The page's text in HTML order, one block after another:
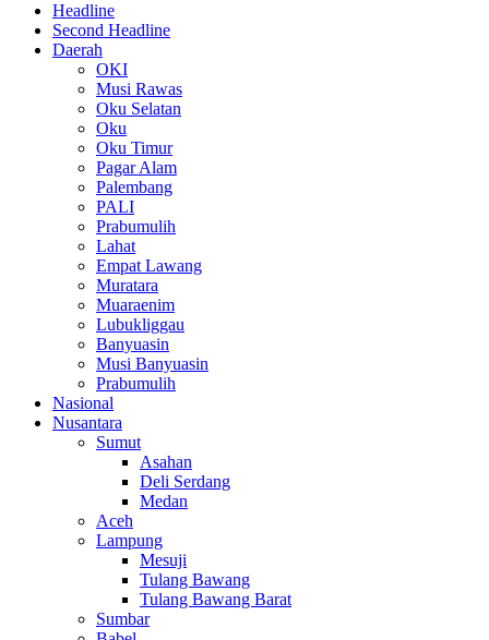
Headline
Second Headline
Daerah
OKI
Musi Rawas
Oku Selatan
Oku
Oku Timur
Pagar Alam
Palembang
PALI
Prabumulih
Lahat
Empat Lawang
Muratara
Muaraenim
Lubukliggau
Banyuasin
Musi Banyuasin
Prabumulih
Nasional
Nusantara
Sumut
Asahan
Deli Serdang
Medan
Aceh
Lampung
Mesuji
Tulang Bawang
Tulang Bawang Barat
Sumbar